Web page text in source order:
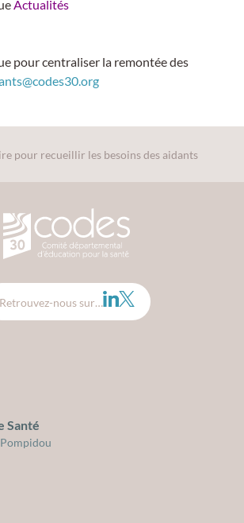
Actualités
pour centraliser la remontée des
pour recueillir les besoins des aidants
CODES 30 - Comité
Retrouvez-nous sur… LinkedIn
Twitter
Santé